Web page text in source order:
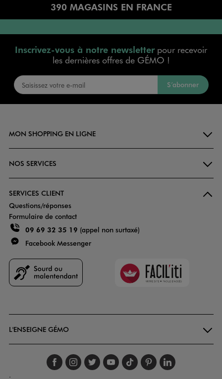
390 MAGASINS EN FRANCE
Inscrivez-vous à notre newsletterpour recevoir
les dernières offres de GÉMO !
S’abonner
MON SHOPPING EN LIGNE
NOS SERVICES
SERVICES CLIENT
Questions/réponses
Formulaire de contact
09 69 32 35 19 (appel non surtaxé)
Facebook Messenger
Faciliti
L'ENSEIGNE GÉMO
Suivez-nous sur
Suivez-nous sur
Suivez-nous sur
Suivez-nous
Suivez-nous
Suivez-
.